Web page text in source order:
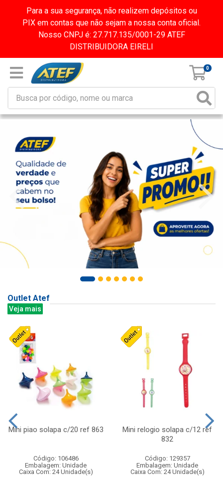
Para a sua segurança, não realizem depósitos ou
PIX em contas que não sejam a nossa conta oficial.
Nosso CNPJ é: 27.717.135/0001-29 ATEF
DISTRIBUIDORA EIRELI
0
Outlet Atef
Veja mais
Mini piao solapa c/20 ref 863
Código: 106486
Embalagem: Unidade
Caixa Com: 24 Unidade(s)
Mini relogio solapa c/12 ref
832
Código: 129357
Embalagem: Unidade
Caixa Com: 24 Unidade(s)